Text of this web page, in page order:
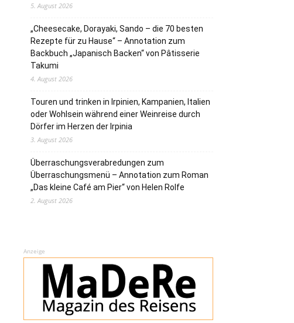
5. August 2026
„Cheesecake, Dorayaki, Sando – die 70 besten
Rezepte für zu Hause“ – Annotation zum
Backbuch „Japanisch Backen“ von Pâtisserie
Takumi
4. August 2026
Touren und trinken in Irpinien, Kampanien, Italien
oder Wohlsein während einer Weinreise durch
Dörfer im Herzen der Irpinia
3. August 2026
Überraschungsverabredungen zum
Überraschungsmenü – Annotation zum Roman
„Das kleine Café am Pier“ von Helen Rolfe
2. August 2026
Anzeige